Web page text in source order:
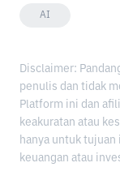
AI
Disclaimer:
penulis dan tidak
Platform ini dan
keakuratan atau
hanya untuk tujuan
keuangan atau